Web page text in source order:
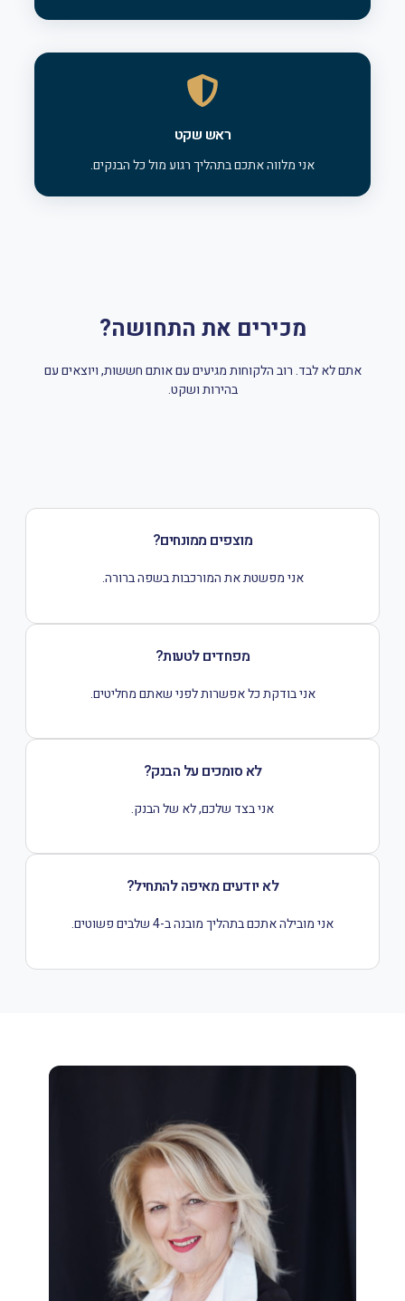
ראש שקט
אני מלווה אתכם בתהליך רגוע מול כל הבנקים.
מכירים את התחושה?
אתם לא לבד. רוב הלקוחות מגיעים עם אותם חששות, ויוצאים עם
בהירות ושקט.
מוצפים ממונחים?
אני מפשטת את המורכבות בשפה ברורה.
מפחדים לטעות?
אני בודקת כל אפשרות לפני שאתם מחליטים.
לא סומכים על הבנק?
אני בצד שלכם, לא של הבנק.
לא יודעים מאיפה להתחיל?
אני מובילה אתכם בתהליך מובנה ב-4 שלבים פשוטים.